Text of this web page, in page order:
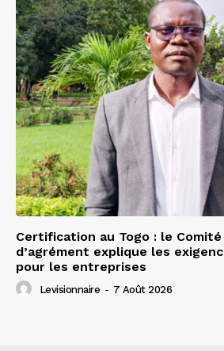
Certification au Togo : le
d’agrément explique les
pour les entreprises
Levisionnaire - 7 Août 2026